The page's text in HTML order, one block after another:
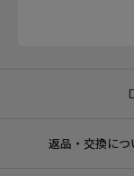
返品・交換につ